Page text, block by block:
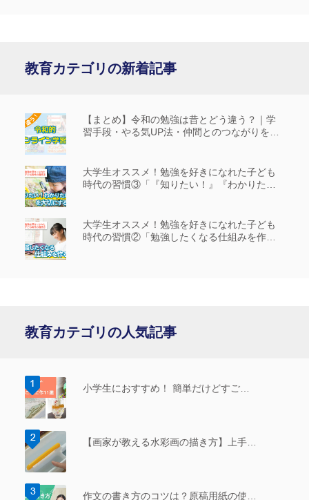
教育カテゴリの新着記事
【まとめ】令和の勉強は昔とどう違う？｜学
習手段・やる気UP法・仲間とのつながりを解
大学生オススメ！勉強を好きになれた子ども
時代の習慣③「『知りたい！』『わかりた
大学生オススメ！勉強を好きになれた子ども
時代の習慣②「勉強したくなる仕組みを作
教育カテゴリの人気記事
小学生におすすめ！ 簡単だけどすご…
【画家が教える水彩画の描き方】上手…
作文の書き方のコツは？原稿用紙の使…